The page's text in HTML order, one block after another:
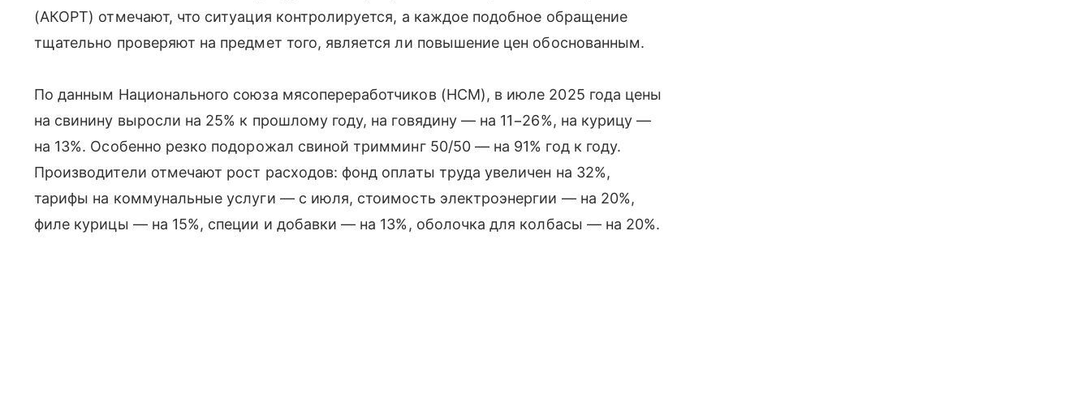
(АКОРТ) отмечают, что ситуация контролируется, а каждое подобное обращение
тщательно проверяют на предмет того, является ли повышение цен обоснованным.
По данным Национального союза мясопереработчиков (НСМ), в июле 2025 года цены
на свинину выросли на 25% к прошлому году, на говядину — на 11−26%, на курицу —
на 13%. Особенно резко подорожал свиной тримминг 50/50 — на 91% год к году.
Производители отмечают рост расходов: фонд оплаты труда увеличен на 32%,
тарифы на коммунальные услуги — с июля, стоимость электроэнергии — на 20%,
филе курицы — на 15%, специи и добавки — на 13%, оболочка для колбасы — на 20%.